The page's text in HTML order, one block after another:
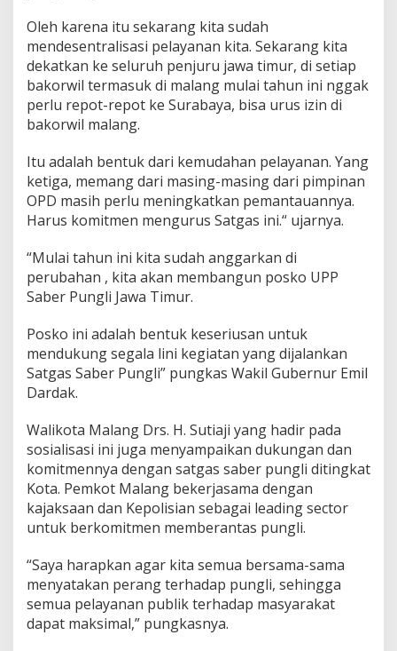
Oleh karena itu sekarang kita sudah
mendesentralisasi pelayanan kita. Sekarang kita
dekatkan ke seluruh penjuru jawa timur, di setiap
bakorwil termasuk di malang mulai tahun ini nggak
perlu repot-repot ke Surabaya, bisa urus izin di
bakorwil malang.
Itu adalah bentuk dari kemudahan pelayanan. Yang
ketiga, memang dari masing-masing dari pimpinan
OPD masih perlu meningkatkan pemantauannya.
Harus komitmen mengurus Satgas ini.“ ujarnya.
“Mulai tahun ini kita sudah anggarkan di
perubahan , kita akan membangun posko UPP
Saber Pungli Jawa Timur.
Posko ini adalah bentuk keseriusan untuk
mendukung segala lini kegiatan yang dijalankan
Satgas Saber Pungli” pungkas Wakil Gubernur Emil
Dardak.
Walikota Malang Drs. H. Sutiaji yang hadir pada
sosialisasi ini juga menyampaikan dukungan dan
komitmennya dengan satgas saber pungli ditingkat
Kota. Pemkot Malang bekerjasama dengan
kajaksaan dan Kepolisian sebagai leading sector
untuk berkomitmen memberantas pungli.
“Saya harapkan agar kita semua bersama-sama
menyatakan perang terhadap pungli, sehingga
semua pelayanan publik terhadap masyarakat
dapat maksimal,” pungkasnya.